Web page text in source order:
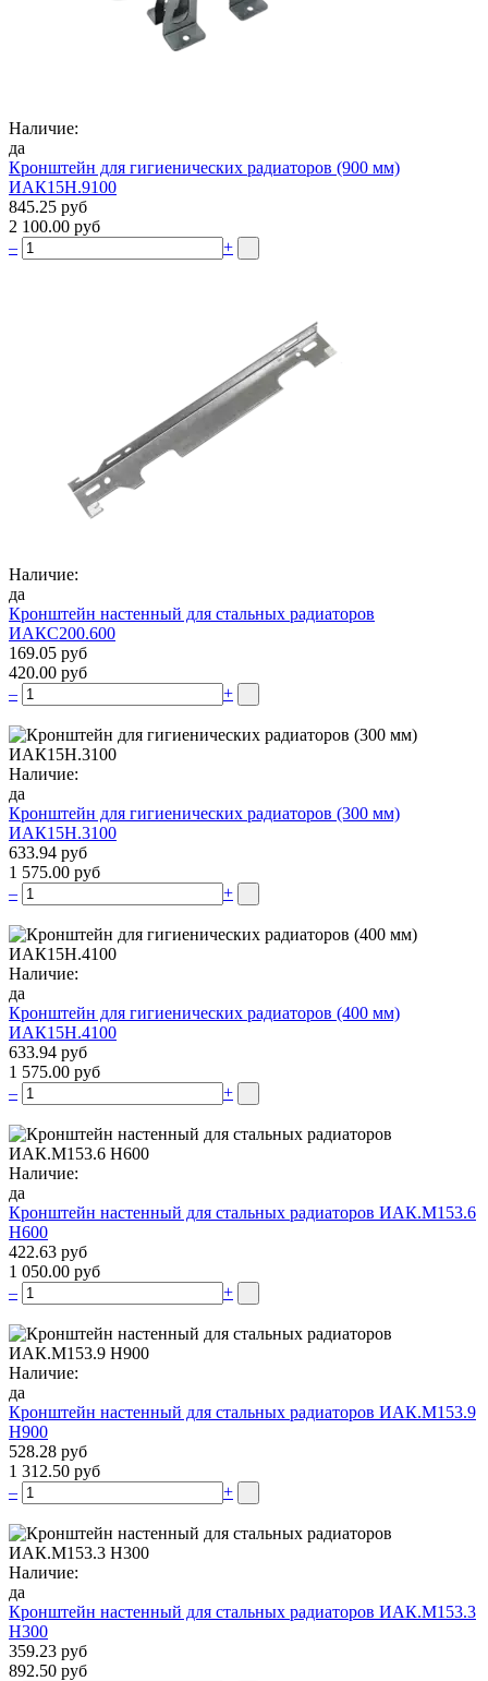
Наличие:
да
Кронштейн для гигиенических радиаторов (900 мм)
ИАК15Н.9100
845.25 руб
2 100.00 руб
–
+
Наличие:
да
Кронштейн настенный для стальных радиаторов
ИАКС200.600
169.05 руб
420.00 руб
–
+
Наличие:
да
Кронштейн для гигиенических радиаторов (300 мм)
ИАК15Н.3100
633.94 руб
1 575.00 руб
–
+
Наличие:
да
Кронштейн для гигиенических радиаторов (400 мм)
ИАК15Н.4100
633.94 руб
1 575.00 руб
–
+
Наличие:
да
Кронштейн настенный для стальных радиаторов ИАК.М153.6
Н600
422.63 руб
1 050.00 руб
–
+
Наличие:
да
Кронштейн настенный для стальных радиаторов ИАК.М153.9
Н900
528.28 руб
1 312.50 руб
–
+
Наличие:
да
Кронштейн настенный для стальных радиаторов ИАК.М153.3
Н300
359.23 руб
892.50 руб